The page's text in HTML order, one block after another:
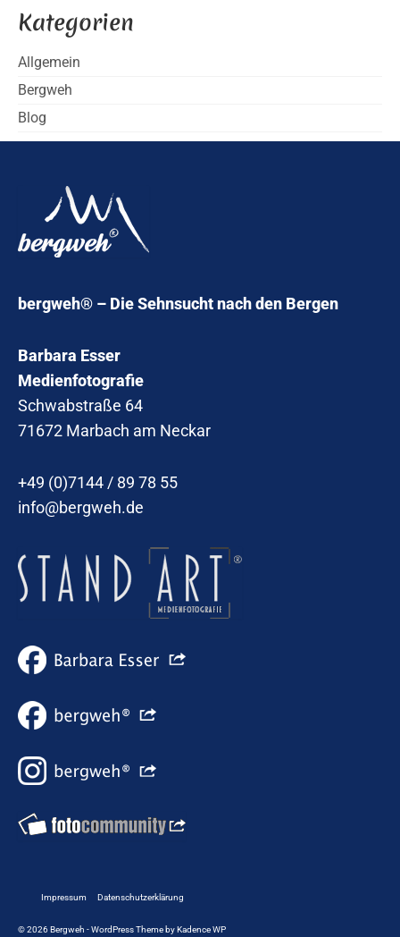
Kategorien
Allgemein
Bergweh
Blog
bergweh® – Die Sehnsucht nach den Bergen
Barbara Esser
Medienfotografie
Schwabstraße 64
71672 Marbach am Neckar
+49 (0)7144 / 89 78 55
info@bergweh.de
Impressum Datenschutzerklärung
© 2026 Bergweh - WordPress Theme byKadence WP